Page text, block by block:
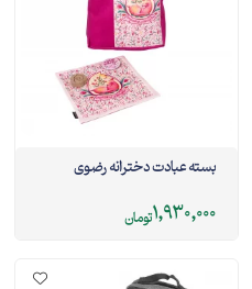
بسته عبادت دخترانه رضوی
1,930,000تومان